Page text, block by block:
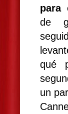
para
de
qué
un